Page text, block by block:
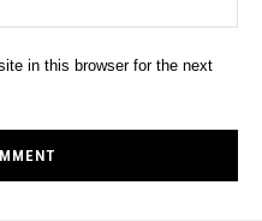
in this browser for the next